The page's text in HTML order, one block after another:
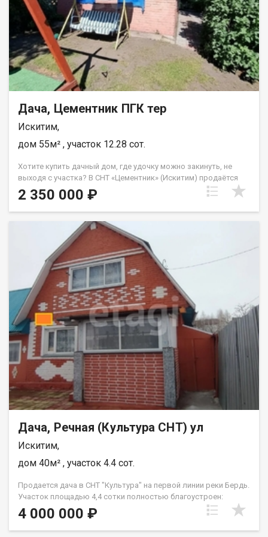
в рассрочку. При звонке, пожалуйста, сообщите номер
варианта - JV080541111562.
Дача, Цементник ПГК тер
Искитим,
дом 55м² , участок 12.28 сот.
Хотите купить дачный дом, где удочку можно закинуть, не
выходя с участка? В СНТ «Цементник» (Искитим) продаётся
двухэтажный дом 55 кв.м на участке 12,28 сотки. Место
невероятно живописное: тишина, птицы, зеркальная вода
прямо за забором. Дом крепкий, два этажа, три комнаты.
Участок огромный — 12 соток с лишним: хватит и на огород, и
на зону барбекю, и на детский городок. До станции Лебедёвка
10 минут пешком — можно приезжать без машины. Цена
смешная для такой локации. ? Детали объекта: ? 55 кв.м, 2
этажа — уютно, тепло, готово к жизни ? 12,28 сотки — земли
много, простора хватит всем ?‍♂️ 10 минут до станции —
электричка вместо пробок ? 3 комнаты — хватит семье и
гостям ⚖️ Юридическая информация: 1 собственник, взрослый
Нет обременений. Чистая продажа ? Транспортная
доступность: Ж/д станция «Лебедёвка» в 10 минутах пешком
Удобный подъезд на машине(парковочное место)
? Инфраструктура рядом: Запруда с выходом в Бердь —
прямо с участка Живописная природа, рыба, тишина
Магазины — в ближайших населённых пунктах ? Звоните! Дом
у воды с выходом на рыбалку. 12 соток, два этажа, станция
рядом. Для души и отдыха — лучше не придумать. Покажу
участок, воду, дом. Пишите в чат — отвечаю быстро Код
2 350 000 ₽
Дача, Речная (Культура СНТ) ул
Искитим,
дом 40м² , участок 4.4 сот.
Продается дача в СНТ "Культура" на первой линии реки Бердь.
Участок площадью 4,4 сотки полностью благоустроен:
вымощен тротуарной плиткой, оборудован откатными
воротами и включает плодово-ягодные насаждения, теплицу,
баню и подсобное помещение. Двухэтажный дом с двумя
4 000 000 ₽